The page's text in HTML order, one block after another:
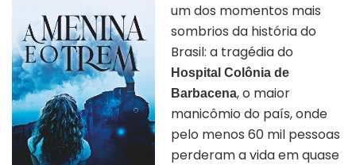
um dos momentos mais
sombrios da história do
Brasil: a tragédia do
Hospital Colônia de
Barbacena, o maior
manicômio do país, onde
pelo menos 60 mil pessoas
perderam a vida em quase